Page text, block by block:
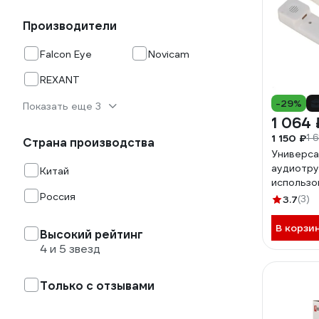
Производители
Falcon Eye
Novicam
REXANT
Показать еще 3
Страна производства
Китай
Россия
Высокий рейтинг
4 и 5 звезд
Только с отзывами
-29%
1 064
1 150 ₽1
цифровых
систем
Цифрал,
xVoice,
3.7(3)
В